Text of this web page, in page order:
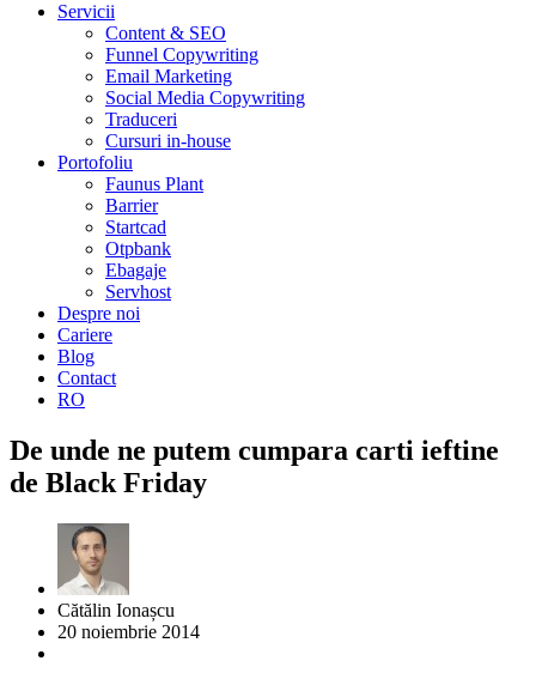
Servicii
Content & SEO
Funnel Copywriting
Email Marketing
Social Media Copywriting
Traduceri
Cursuri in-house
Portofoliu
Faunus Plant
Barrier
Startcad
Otpbank
Ebagaje
Servhost
Despre noi
Cariere
Blog
Contact
RO
De unde ne putem cumpara carti ieftine
de Black Friday
Cătălin Ionașcu
20 noiembrie 2014